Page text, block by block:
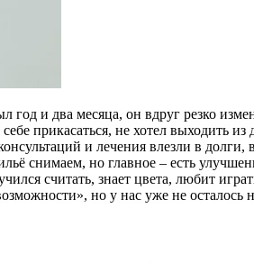
и два месяца, он вдруг резко
прикасаться, не хотел выходить
и лечения влезли в долги,
снимаем, но главное – есть
считать, знает цвета, любит
но у нас уже не осталось